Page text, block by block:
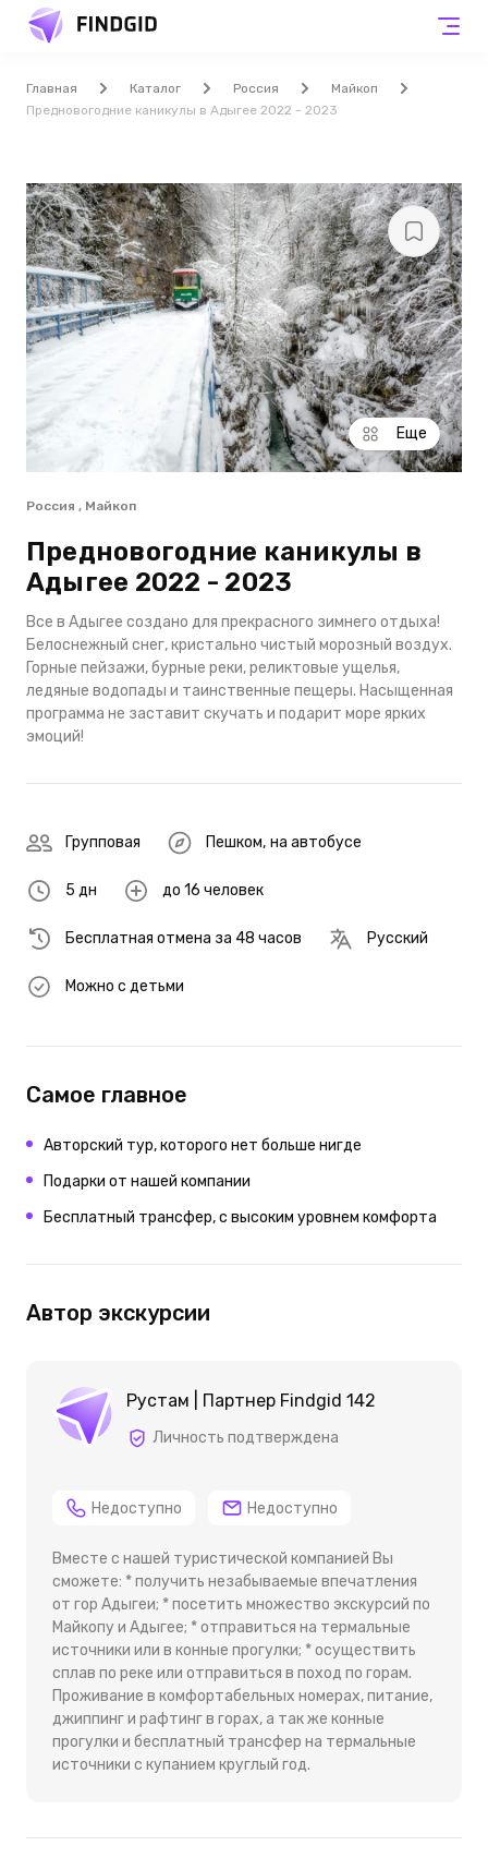
Главная Каталог Россия
Майкоп
Предновогодние каникулы в Адыгее 2022 - 2023
Еще
Россия , Майкоп
Предновогодние каникулы в
Адыгее 2022 - 2023
Все в Адыгее создано для прекрасного зимнего отдыха!
Белоснежный снег, кристально чистый морозный воздух.
Горные пейзажи, бурные реки, реликтовые ущелья,
ледяные водопады и таинственные пещеры. Насыщенная
программа не заставит скучать и подарит море ярких
эмоций!
Групповая Пешком, на автобусе
5 дн до 16 человек
Бесплатная отмена за 48 часов Русский
Можно с детьми
Самое главное
Авторский тур, которого нет больше нигде
Подарки от нашей компании
Бесплатный трансфер, с высоким уровнем комфорта
Автор экскурсии
Рустам | Партнер Findgid 142
Личность подтверждена
Недоступно Недоступно
Вместе с нашей туристической компанией Вы
сможете: * получить незабываемые впечатления
от гор Адыгеи; * посетить множество экскурсий по
Майкопу и Адыгее; * отправиться на термальные
источники или в конные прогулки; * осуществить
сплав по реке или отправиться в поход по горам.
Проживание в комфортабельных номерах, питание,
джиппинг и рафтинг в горах, а так же конные
прогулки и бесплатный трансфер на термальные
источники с купанием круглый год.